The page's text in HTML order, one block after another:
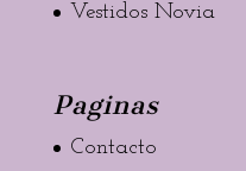
Vestidos Novia
Paginas
Contacto